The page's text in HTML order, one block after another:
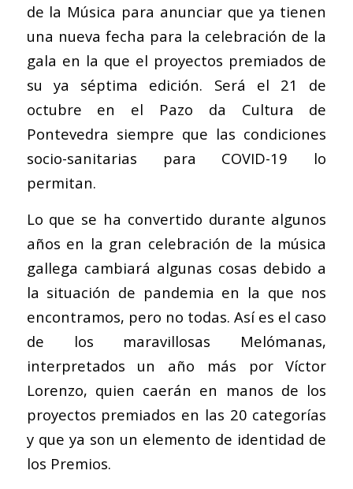
de la Música para anunciar que ya tienen
una nueva fecha para la celebración de la
gala en la que el proyectos premiados de
su ya séptima edición. Será el 21 de
octubre en el Pazo da Cultura de
Pontevedra siempre que las condiciones
socio-sanitarias para COVID-19 lo
permitan.
Lo que se ha convertido durante algunos
años en la gran celebración de la música
gallega cambiará algunas cosas debido a
la situación de pandemia en la que nos
encontramos, pero no todas. Así es el caso
de los maravillosas Melómanas,
interpretados un año más por Víctor
Lorenzo, quien caerán en manos de los
proyectos premiados en las 20 categorías
y que ya son un elemento de identidad de
los Premios.